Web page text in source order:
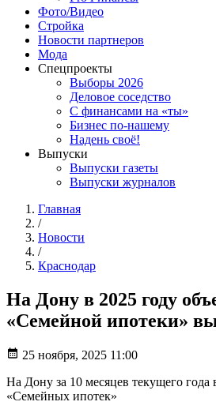
Фото/Видео
Стройка
Новости партнеров
Мода
Спецпроекты
Выборы 2026
Деловое соседство
С финансами на «ты»
Бизнес по-нашему
Надень своё!
Выпуски
Выпуски газеты
Выпуски журналов
Главная
/
Новости
/
Краснодар
На Дону в 2025 году
«Семейной ипотеки»
25 ноября, 2025 11:00
На Дону за 10 месяцев текущего года
«Семейных ипотек»